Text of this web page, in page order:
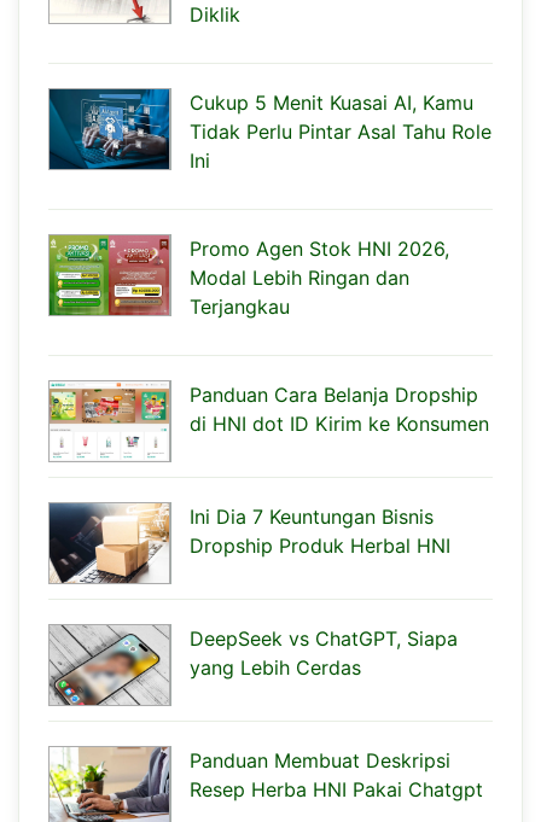
Diklik
Cukup 5 Menit Kuasai AI, Kamu
Tidak Perlu Pintar Asal Tahu Role
Ini
Promo Agen Stok HNI 2026,
Modal Lebih Ringan dan
Terjangkau
Panduan Cara Belanja Dropship
di HNI dot ID Kirim ke Konsumen
Ini Dia 7 Keuntungan Bisnis
Dropship Produk Herbal HNI
DeepSeek vs ChatGPT, Siapa
yang Lebih Cerdas
Panduan Membuat Deskripsi
Resep Herba HNI Pakai Chatgpt